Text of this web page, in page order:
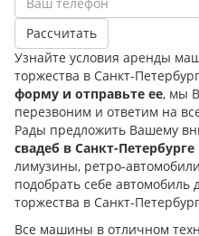
Узнайте условия аренды
торжества в Санкт-
форму и отправьте ее, мы
перезвоним и ответим на
Рады предложить Вашему
свадеб в Санкт-Петербурге
лимузины, ретро-
подобрать себе автомобиль
торжества в Санкт-
Все машины в отличном